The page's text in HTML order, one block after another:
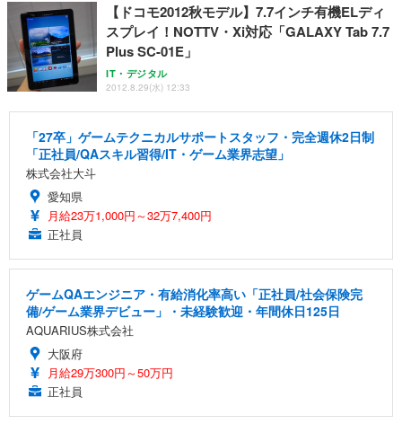
【ドコモ2012秋モデル】7.7インチ有機ELディ
スプレイ！NOTTV・Xi対応「GALAXY Tab 7.7
Plus SC-01E」
IT・デジタル
2012.8.29(水) 12:33
「27卒」ゲームテクニカルサポートスタッフ・完全週休2日制
「正社員/QAスキル習得/IT・ゲーム業界志望」
株式会社大斗
愛知県
月給23万1,000円～32万7,400円
正社員
ゲームQAエンジニア・有給消化率高い「正社員/社会保険完
備/ゲーム業界デビュー」・未経験歓迎・年間休日125日
AQUARIUS株式会社
大阪府
月給29万300円～50万円
正社員